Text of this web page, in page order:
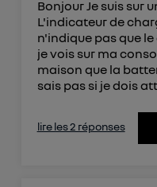
Bonjour Je suis sur
L'indicateur de
n'indique pas que
je vois sur ma
maison que la
sais pas si je dois
lire les 2 réponses